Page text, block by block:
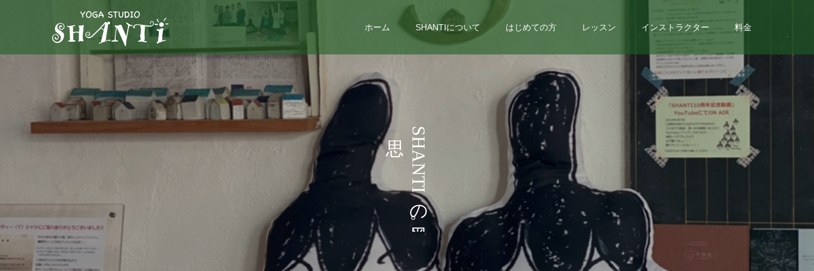
ホーム SHANTIについて はじめての方 レッスン インストラクター 料金
S
H
A
N
T
I
の
。
う
こ
と
な
ど
い
ろ
ろ
と